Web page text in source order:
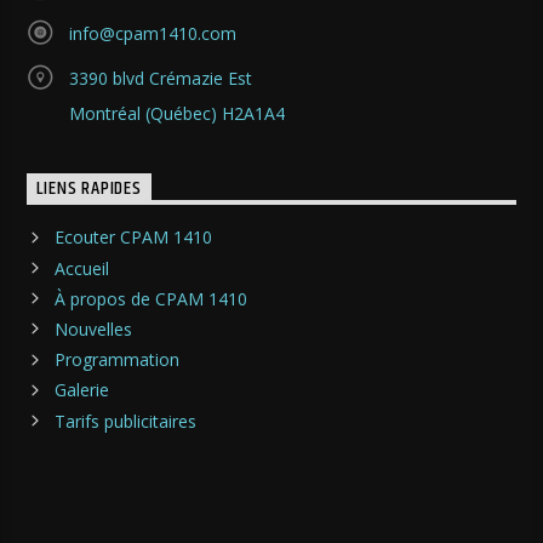
info@cpam1410.com
3390 blvd Crémazie Est
Montréal (Québec) H2A1A4
LIENS RAPIDES
Ecouter CPAM 1410
Accueil
À propos de CPAM 1410
Nouvelles
Programmation
Galerie
Tarifs publicitaires